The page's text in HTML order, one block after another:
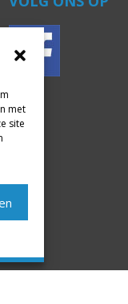
met
site